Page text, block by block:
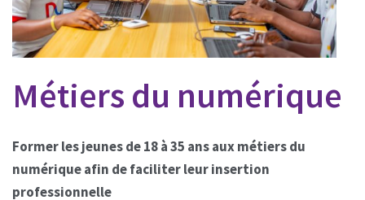
Métiers du numérique
Former les jeunes de 18 à 35 ans aux métiers du
numérique afin de faciliter leur insertion
professionnelle